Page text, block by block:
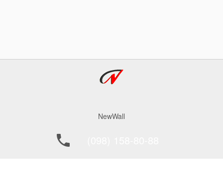
NewWall